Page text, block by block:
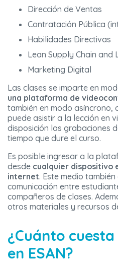
Dirección de Ventas
Contratación Pública
Habilidades Directivas
Lean Supply Chain and
Marketing Digital
Las clases se imparte en
una plataforma de
también en modo asíncrono,
puede asistir a la lección en
disposición las grabaciones
tiempo que dure el curso.
Es posible ingresar a la
desde cualquier dispositivo
internet. Este medio
comunicación entre
compañeros de clases.
otros materiales y recursos
¿Cuánto
en ESAN?